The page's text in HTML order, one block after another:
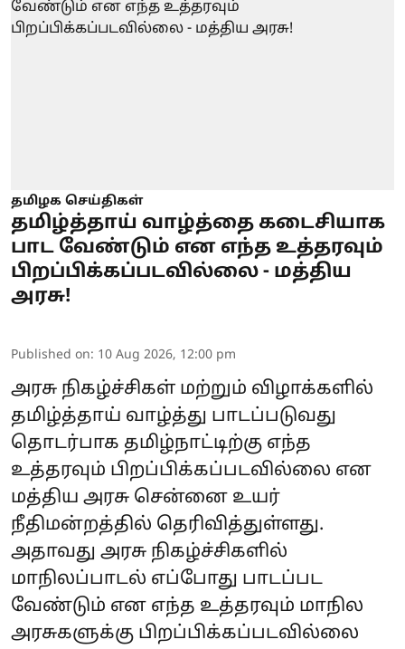
தமிழக செய்திகள்
தமிழ்த்தாய் வாழ்த்தை கடைசியாக
பாட வேண்டும் என எந்த உத்தரவும்
பிறப்பிக்கப்படவில்லை - மத்திய
அரசு!
Published on: 10 Aug 2026, 12:00 pm
அரசு நிகழ்ச்சிகள் மற்றும் விழாக்களில்
தமிழ்த்தாய் வாழ்த்து பாடப்படுவது
தொடர்பாக தமிழ்நாட்டிற்கு எந்த
உத்தரவும் பிறப்பிக்கப்படவில்லை என
மத்திய அரசு சென்னை உயர்
நீதிமன்றத்தில் தெரிவித்துள்ளது.
அதாவது அரசு நிகழ்ச்சிகளில்
மாநிலப்பாடல் எப்போது பாடப்பட
வேண்டும் என எந்த உத்தரவும் மாநில
அரசுகளுக்கு பிறப்பிக்கப்படவில்லை